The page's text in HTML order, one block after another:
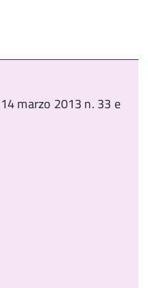
marzo 2013 n. 33 e